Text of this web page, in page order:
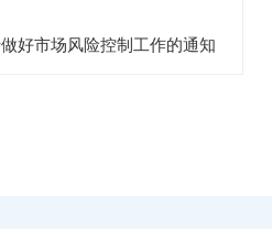
好市场风险控制工作的通知